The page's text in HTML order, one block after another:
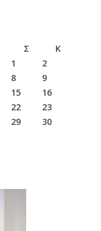
Σ
Κ
1
2
8
9
15
16
22
23
29
30